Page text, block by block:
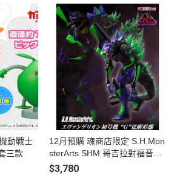
動戰士
三款
12月預購 魂商店限定 S.H.Mon
sterArts SHM 哥吉拉對福音戰
士 EVANGELION 初號機 G覺
$3,780